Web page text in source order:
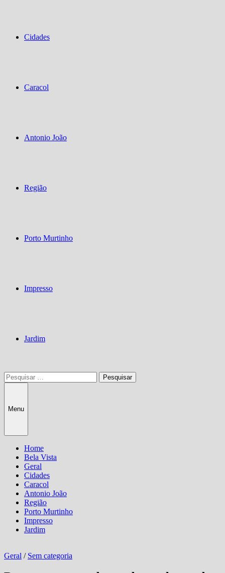
Cidades
Caracol
Antonio João
Região
Porto Murtinho
Impresso
Jardim
Pesquisar
por:
Menu
Home
Bela Vista
Geral
Cidades
Caracol
Antonio João
Região
Porto Murtinho
Impresso
Jardim
Geral / Sem categoria